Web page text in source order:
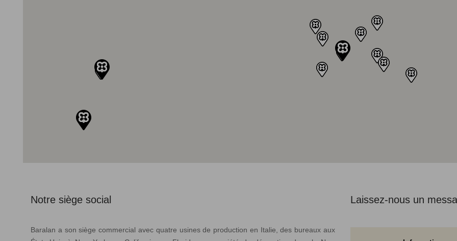
Notre siège social
Baralan a son siège commercial avec quatre usines de production en Italie, des bureaux aux
Laissez-nous un